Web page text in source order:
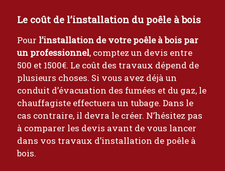
Le coût de l’installation du poêle à bois
Pour l’installation de votre poêle à bois par
un professionnel, comptez un devis entre
500 et 1500€. Le coût des travaux dépend de
plusieurs choses. Si vous avez déjà un
conduit d’évacuation des fumées et du gaz, le
chauffagiste effectuera un tubage. Dans le
cas contraire, il devra le créer. N’hésitez pas
à comparer les devis avant de vous lancer
dans vos travaux d’installation de poêle à
bois.